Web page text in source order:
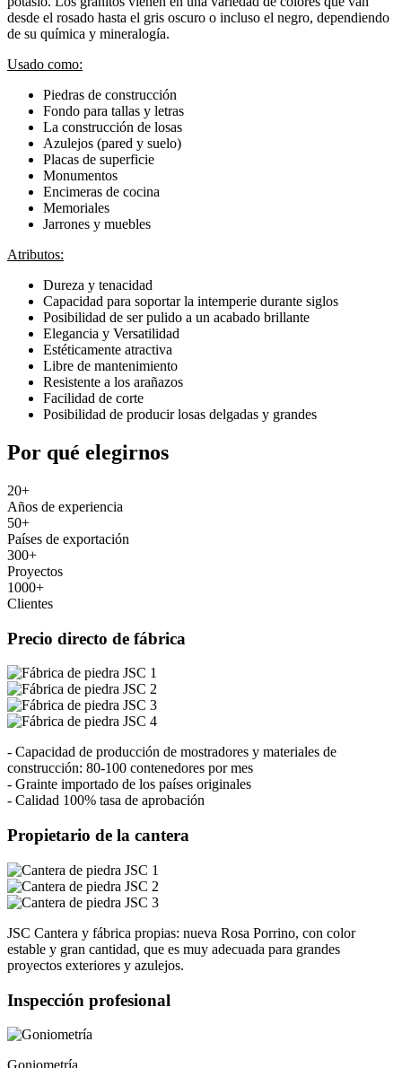
desde el rosado hasta el gris oscuro o incluso el negro, dependiendo
de su química y mineralogía.
Usado como:
Piedras de construcción
Fondo para tallas y letras
La construcción de losas
Azulejos (pared y suelo)
Placas de superficie
Monumentos
Encimeras de cocina
Memoriales
Jarrones y muebles
Atributos:
Dureza y tenacidad
Capacidad para soportar la intemperie durante siglos
Posibilidad de ser pulido a un acabado brillante
Elegancia y Versatilidad
Estéticamente atractiva
Libre de mantenimiento
Resistente a los arañazos
Facilidad de corte
Posibilidad de producir losas delgadas y grandes
Por qué elegirnos
20+
Años de experiencia
50+
Países de exportación
300+
Proyectos
1000+
Clientes
Precio directo de fábrica
- Capacidad de producción de mostradores y materiales de
construcción: 80-100 contenedores por mes
- Grainte importado de los países originales
- Calidad 100% tasa de aprobación
Propietario de la cantera
JSC Cantera y fábrica propias: nueva Rosa Porrino, con color
estable y gran cantidad, que es muy adecuada para grandes
proyectos exteriores y azulejos.
Inspección profesional